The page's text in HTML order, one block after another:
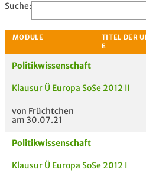
Suche:
MODULE
Politikwissenschaft
Klausur Ü Europa SoSe 2012 II
von Früchtchen
am 30.07.21
Politikwissenschaft
Klausur Ü Europa SoSe 2012 I